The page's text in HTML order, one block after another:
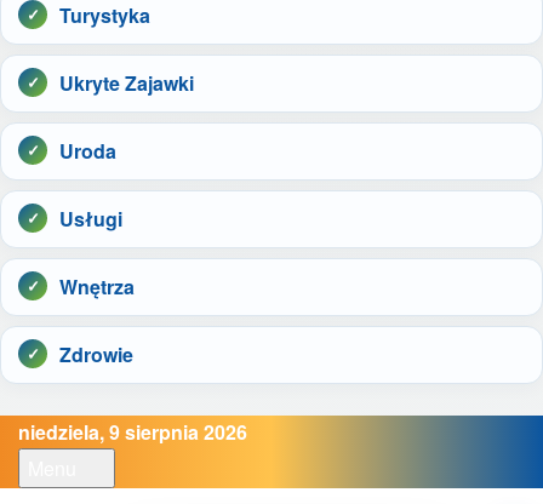
Turystyka
Ukryte Zajawki
Uroda
Usługi
Wnętrza
Zdrowie
niedziela, 9 sierpnia 2026